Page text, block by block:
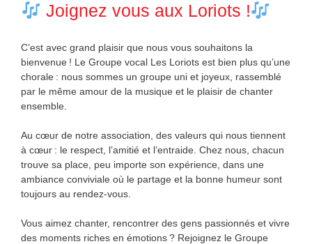
Joignez vous aux Loriots !
C’est avec grand plaisir que nous vous souhaitons la
bienvenue ! Le Groupe vocal Les Loriots est bien plus qu’une
chorale : nous sommes un groupe uni et joyeux, rassemblé
par le même amour de la musique et le plaisir de chanter
ensemble.
Au cœur de notre association, des valeurs qui nous tiennent
à cœur : le respect, l’amitié et l’entraide. Chez nous, chacun
trouve sa place, peu importe son expérience, dans une
ambiance conviviale où le partage et la bonne humeur sont
toujours au rendez-vous.
Vous aimez chanter, rencontrer des gens passionnés et vivre
des moments riches en émotions ? Rejoignez le Groupe